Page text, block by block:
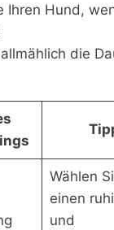
Ihren Hund,
die
Wählen
einen
und